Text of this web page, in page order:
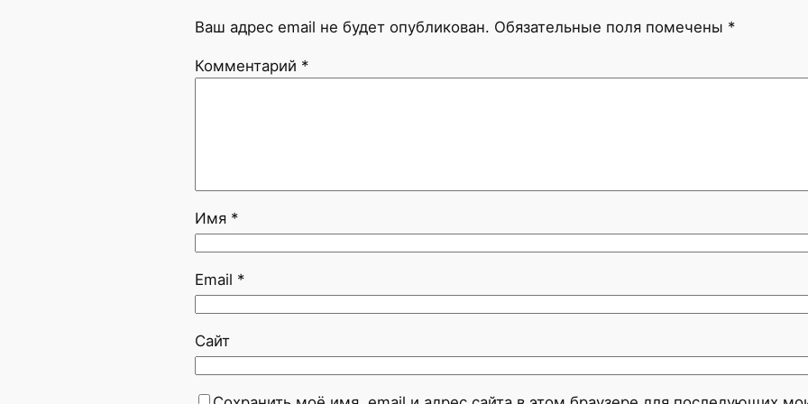
Ваш адрес email не будет опубликован. Обязательные поля помечены *
Комментарий *
Имя *
Email *
Сайт